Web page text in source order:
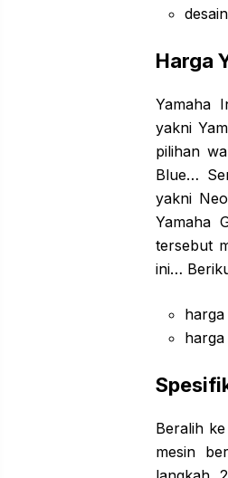
desain
Harga
Yamaha
yakni
pilihan
Blue…
yakni
Yamaha
tersebut
ini…
harga
Beralih
mesin